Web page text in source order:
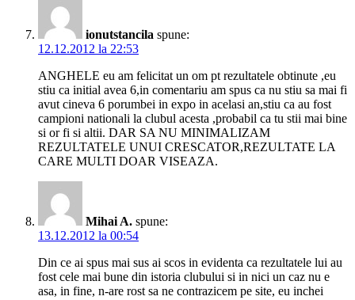
ionutstancila spune:
12.12.2012 la 22:53
ANGHELE eu am felicitat un om pt rezultatele obtinute ,eu
stiu ca initial avea 6,in comentariu am spus ca nu stiu sa mai fi
avut cineva 6 porumbei in expo in acelasi an,stiu ca au fost
campioni nationali la clubul acesta ,probabil ca tu stii mai bine
si or fi si altii. DAR SA NU MINIMALIZAM
REZULTATELE UNUI CRESCATOR,REZULTATE LA
CARE MULTI DOAR VISEAZA.
Mihai A. spune:
13.12.2012 la 00:54
Din ce ai spus mai sus ai scos in evidenta ca rezultatele lui au
fost cele mai bune din istoria clubului si in nici un caz nu e
asa, in fine, n-are rost sa ne contrazicem pe site, eu inchei